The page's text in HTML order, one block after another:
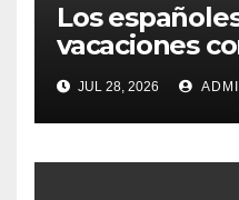
Los
vacaciones
carburantes
más caros
y los hoteles
JUL 28, 2026